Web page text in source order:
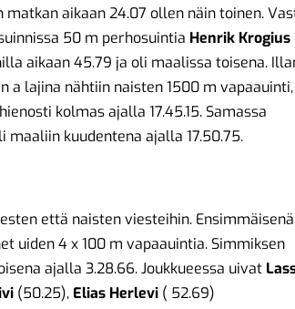
matkan aikaan 24.07 ollen näin toinen.
50 m perhosuintia Henrik Krogius
aikaan 45.79 ja oli maalissa toisena.
a lajina nähtiin naisten 1500 m vapaauinti,
kolmas ajalla 17.45.15. Samassa
maaliin kuudentena ajalla 17.50.75.
että naisten viesteihin. Ensimmäisenä
uiden 4 x 100 m vapaauintia. Simmiksen
ajalla 3.28.66. Joukkueessa uivat
(50.25), Elias Herlevi ( 52.69)